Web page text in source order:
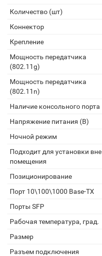
Количество (шт)
Коннектор
Крепление
Мощность передатчика
(802.11g)
Мощность передатчика
(802.11n)
Наличие консольного порта
Напряжение питания (В)
Ночной режим
Подходит для установки вне
помещения
Позиционирование
Порт 10\100\1000 Base-TX
Порты SFP
Рабочая температура, град.
Размер
Разъем подключения